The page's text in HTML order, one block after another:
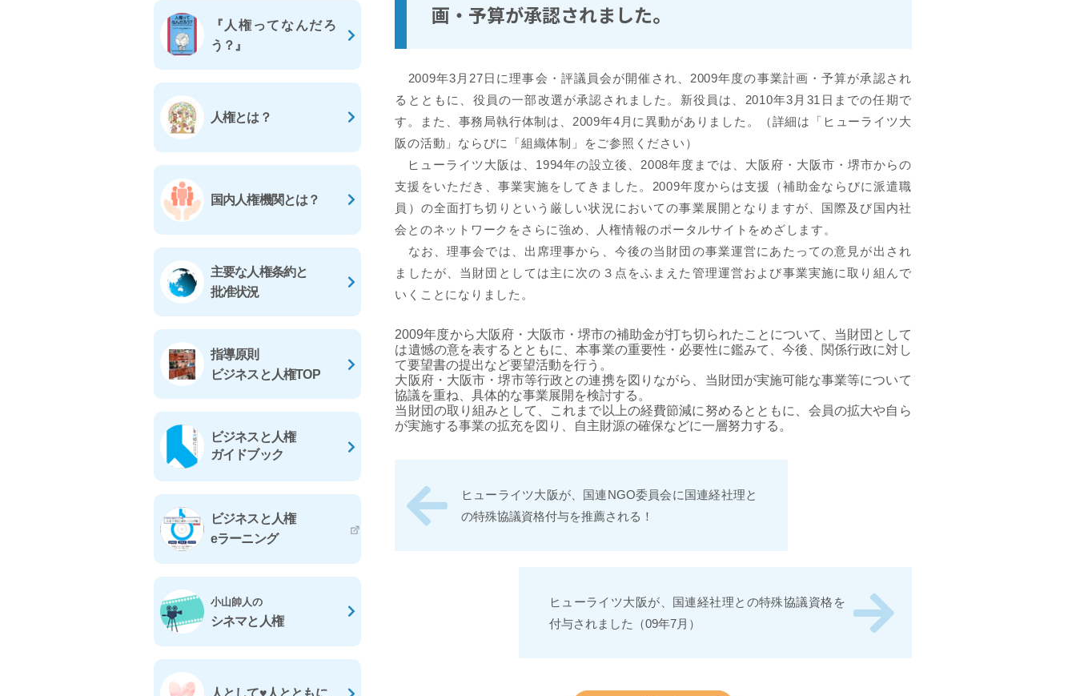
画・予算が承認されました。
2009年3月27日に理事会・評議員会が開催され、2009年度の事業計画・予算が承認され
るとともに、役員の一部改選が承認されました。新役員は、2010年3月31日までの任期で
す。また、事務局執行体制は、2009年4月に異動がありました。（詳細は「ヒューライツ大
阪の活動」ならびに「組織体制」をご参照ください）
ヒューライツ大阪は、1994年の設立後、2008年度までは、大阪府・大阪市・堺市からの
支援をいただき、事業実施をしてきました。2009年度からは支援（補助金ならびに派遣職
員）の全面打ち切りという厳しい状況においての事業展開となりますが、国際及び国内社
会とのネットワークをさらに強め、人権情報のポータルサイトをめざします。
なお、理事会では、出席理事から、今後の当財団の事業運営にあたっての意見が出され
ましたが、当財団としては主に次の３点をふまえた管理運営および事業実施に取り組んで
いくことになりました。
2009年度から大阪府・大阪市・堺市の補助金が打ち切られたことについて、当財団として
は遺憾の意を表するとともに、本事業の重要性・必要性に鑑みて、今後、関係行政に対し
て要望書の提出など要望活動を行う。
大阪府・大阪市・堺市等行政との連携を図りながら、当財団が実施可能な事業等について
協議を重ね、具体的な事業展開を検討する。
当財団の取り組みとして、これまで以上の経費節減に努めるとともに、会員の拡大や自ら
が実施する事業の拡充を図り、自主財源の確保などに一層努力する。
ヒューライツ大阪が、国連NGO委員会に国連経社理と
の特殊協議資格付与を推薦される！
ヒューライツ大阪が、国連経社理との特殊協議資格を
付与されました（09年7月）
『人権ってなんだろ
う？』
人権とは？
国内人権機関とは？
主要な人権条約と
批准状況
指導原則
ビジネスと人権TOP
ビジネスと人権
ガイドブック
ビジネスと人権
eラーニング
小山帥人の
シネマと人権